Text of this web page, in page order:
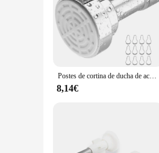
Postes de cortina de ducha de acero inoxidable, barra de cortina de tensión de resorte antideslizante, sin perforación, para baño y cocina, 55 a 95CM
8,14€